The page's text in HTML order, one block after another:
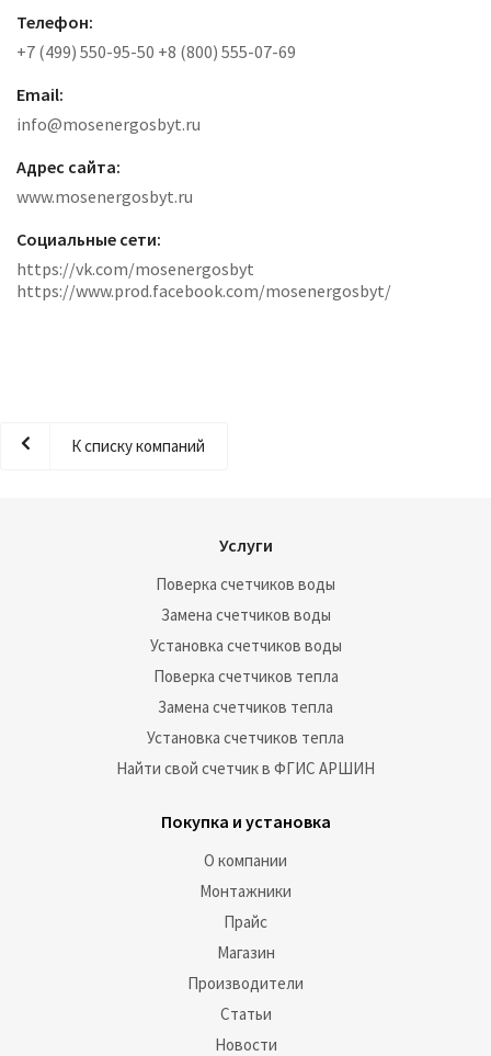
Телефон:
+7 (499) 550-95-50 +8 (800) 555-07-69
Email:
info@mosenergosbyt.ru
Адрес сайта:
www.mosenergosbyt.ru
Социальные сети:
https://vk.com/mosenergosbyt
https://www.prod.facebook.com/mosenergosbyt/
К списку компаний
Услуги
Поверка счетчиков воды
Замена счетчиков воды
Установка счетчиков воды
Поверка счетчиков тепла
Замена счетчиков тепла
Установка счетчиков тепла
Найти свой счетчик в ФГИС АРШИН
Покупка и установка
О компании
Монтажники
Прайс
Магазин
Производители
Статьи
Новости